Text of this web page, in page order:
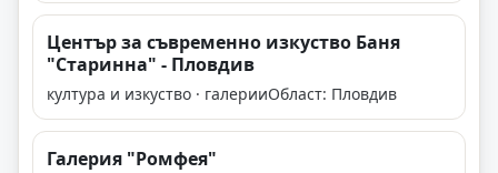
Център за съвременно изкуство Баня
"Старинна" - Пловдив
култура и изкуство · галерииОбласт: Пловдив
Галерия "Ромфея"